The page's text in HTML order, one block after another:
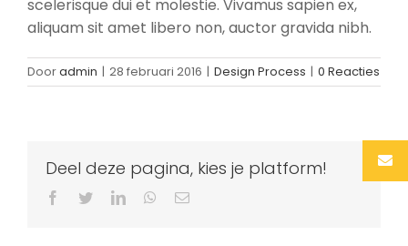
scelerisque dui et molestie. Vivamus sapien ex,
aliquam sit amet libero non, auctor gravida nibh.
Dooradmin | 28 februari 2016 | Design Process | 0 Reacties
Deel deze pagina, kies je platform!
Facebook
TwitterLinkedInWhatsApp
E-